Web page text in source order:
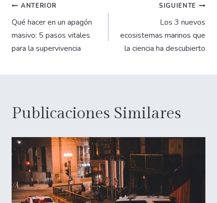
Navegación
de
entradas
ANTERIOR
Qué hacer en un apagón
masivo: 5 pasos vitales
para la supervivencia
SIGUIENTE
Los 3 nuevos
ecosistemas marinos que
la ciencia ha descubierto
Publicaciones Similares